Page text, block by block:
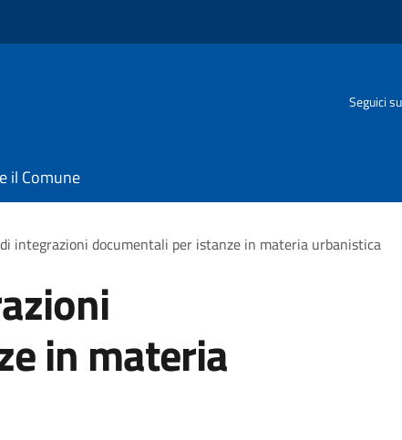
Seguici su
il Comune
integrazioni documentali per istanze in materia urbanistica
in materia